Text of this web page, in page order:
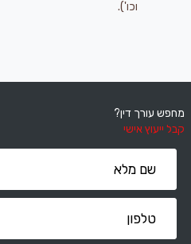
וכו').
מחפש עורך דין?
קבל ייעוץ אישי